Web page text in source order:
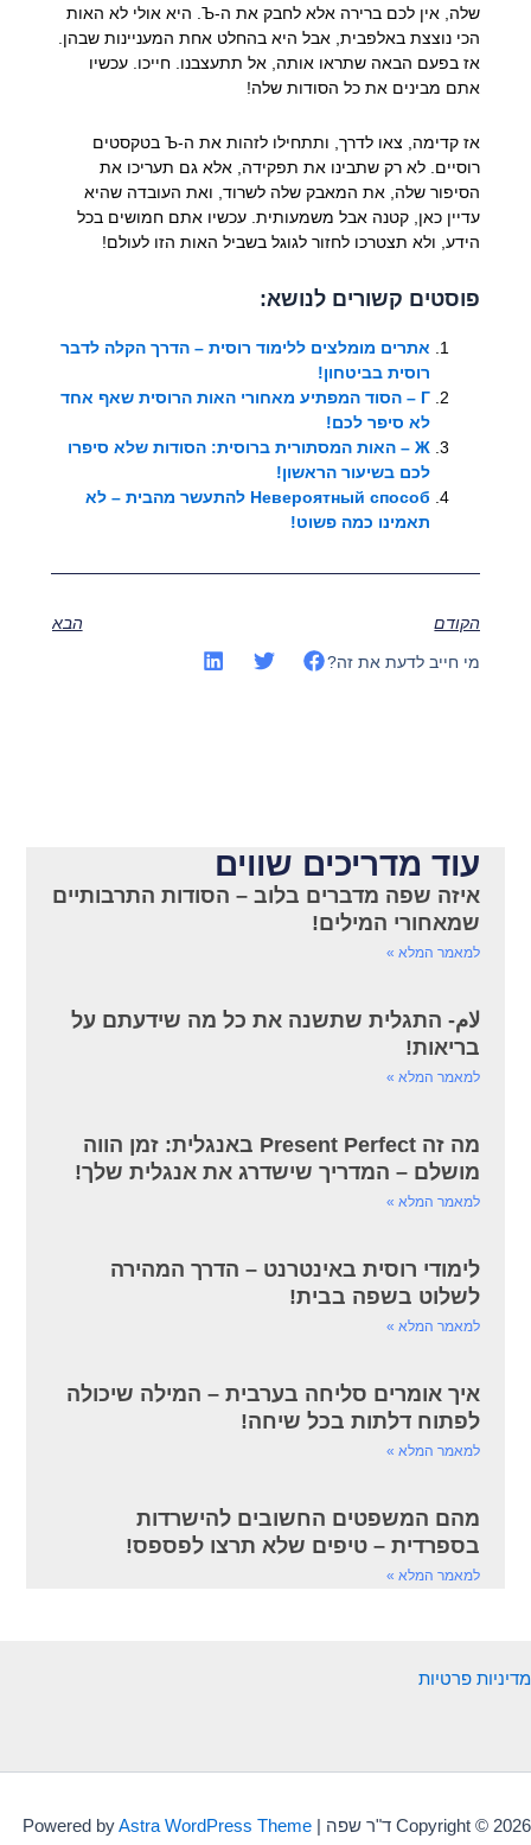
שלה, אין לכם ברירה אלא לחבק את ה-Ъ. היא אולי לא האות
הכי נוצצת באלפבית, אבל היא בהחלט אחת המעניינות שבהן.
אז בפעם הבאה שתראו אותה, אל תתעצבנו. חייכו. עכשיו
אתם מבינים את כל הסודות שלה!
אז קדימה, צאו לדרך, ותתחילו לזהות את ה-Ъ בטקסטים
רוסיים. לא רק שתבינו את תפקידה, אלא גם תעריכו את
הסיפור שלה, את המאבק שלה לשרוד, ואת העובדה שהיא
עדיין כאן, קטנה אבל משמעותית. עכשיו אתם חמושים בכל
הידע, ולא תצטרכו לחזור לגוגל בשביל האות הזו לעולם!
פוסטים קשורים לנושא:
אתרים מומלצים ללימוד רוסית – הדרך הקלה לדבר
רוסית בביטחון!
Г – הסוד המפתיע מאחורי האות הרוסית שאף אחד
לא סיפר לכם!
Ж – האות המסתורית ברוסית: הסודות שלא סיפרו
לכם בשיעור הראשון!
Невероятный способ להתעשר מהבית – לא
תאמינו כמה פשוט!
הקודם הבא
מי חייב לדעת את זה?
עוד מדריכים שווים
איזה שפה מדברים בלוב – הסודות התרבותיים
שמאחורי המילים!
למאמר המלא »
لام- התגלית שתשנה את כל מה שידעתם על
בריאות!
למאמר המלא »
מה זה Present Perfect באנגלית: זמן הווה
מושלם – המדריך שישדרג את אנגלית שלך!
למאמר המלא »
לימודי רוסית באינטרנט – הדרך המהירה
לשלוט בשפה בבית!
למאמר המלא »
איך אומרים סליחה בערבית – המילה שיכולה
לפתוח דלתות בכל שיחה!
למאמר המלא »
מהם המשפטים החשובים להישרדות
בספרדית – טיפים שלא תרצו לפספס!
למאמר המלא »
מדיניות פרטיות
Copyright © 2026 ד"ר שפה | Powered by Astra WordPress Theme